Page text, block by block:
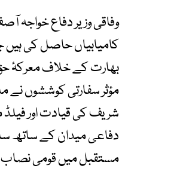
وفاقی وزیر دفاع خواجہ
بھارت کے خلاف معرکۂ
مؤثر سفارتی کوششوں نے
شریف کی قیادت اور
دفاعی میدان کے ساتھ
مستقبل میں قومی نصاب